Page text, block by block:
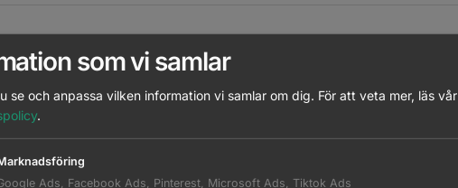
som vi samlar
se och anpassa vilken information vi samlar om dig. För att veta mer, läs vår
.
Ads, Facebook Ads, Pinterest, Microsoft Ads, Tiktok Ads